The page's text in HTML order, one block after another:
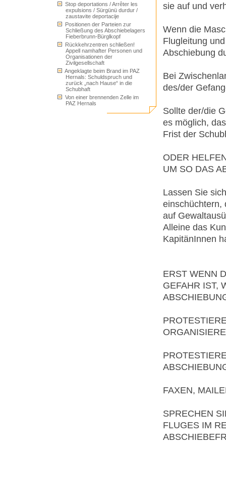
Stop deportations / Arrêter les
expulsions / Sürgünü durdur /
zaustavite deportacije
Positionen der Parteien zur
Schließung des Abschiebelagers
Fieberbrunn-Bürglkopf
Rückkehrzentren schließen!
Appell namhafter Personen und
Organisationen der
Zivilgesellschaft
Angeklagte beim Brand im PAZ
Hernals: Schuldspruch und
zurück „nach Hause“ in die
Schubhaft
Von einer brennenden Zelle im
PAZ Hernals
sie auf und
Wenn die
Flugleitung
Abschiebung
Bei
des/der
Sollte der/die
es möglich,
Frist der
ODER
UM SO DAS
Lassen Sie
einschüchtern,
auf
Alleine das
KapitänInnen
ERST WENN
GEFAHR IST,
FAXEN,
SPRECHEN
FLUGES IM